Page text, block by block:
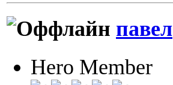
павел
Hero Member